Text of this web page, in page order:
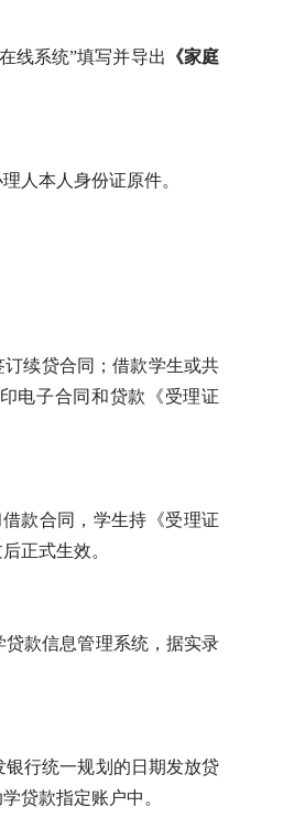
线系统”填写并导出
《家庭
人本人身份证原件。
续贷合同；借款学生或共
电子合同和贷款《受理证
款合同，学生持《受理证
正式生效。
款信息管理系统，据实录
行统一规划的日期发放贷
贷款指定账户中。